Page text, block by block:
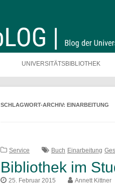
UNIVERSITÄTSBIBLIOTHEK
SCHLAGWORT-ARCHIV: EINARBEITUNG
Service Buch Einarbeitung
Bibliothek im
25. Februar 2015 Annett Kittner